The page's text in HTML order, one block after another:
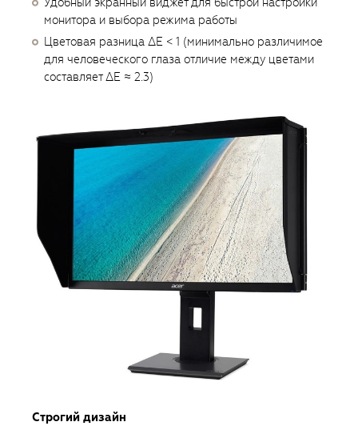
монитора и выбора режима работы
Цветовая разница ΔE < 1 (минимально различимое
для человеческого глаза отличие между цветами
составляет ΔE ≈ 2.3)
Строгий дизайн